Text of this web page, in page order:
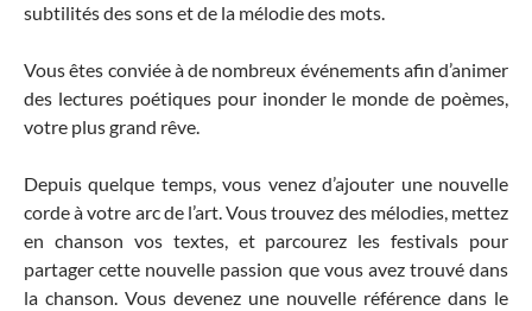
subtilités des sons et de la mélodie des mots.
Vous êtes conviée à de nombreux événements afin d’animer
des lectures poétiques pour inonder le monde de poèmes,
votre plus grand rêve.
Depuis quelque temps, vous venez d’ajouter une nouvelle
corde à votre arc de l’art. Vous trouvez des mélodies, mettez
en chanson vos textes, et parcourez les festivals pour
partager cette nouvelle passion que vous avez trouvé dans
la chanson. Vous devenez une nouvelle référence dans le